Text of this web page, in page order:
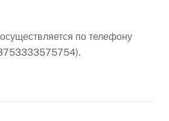
по телефону